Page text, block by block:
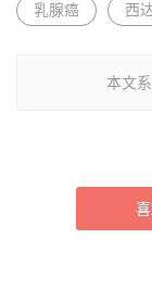
乳腺癌 西
本文